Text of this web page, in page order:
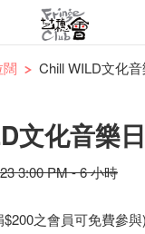
Chill WILD文化音
文化音樂日
3:00 PM - 6 小時
$200之會員可免費參與)